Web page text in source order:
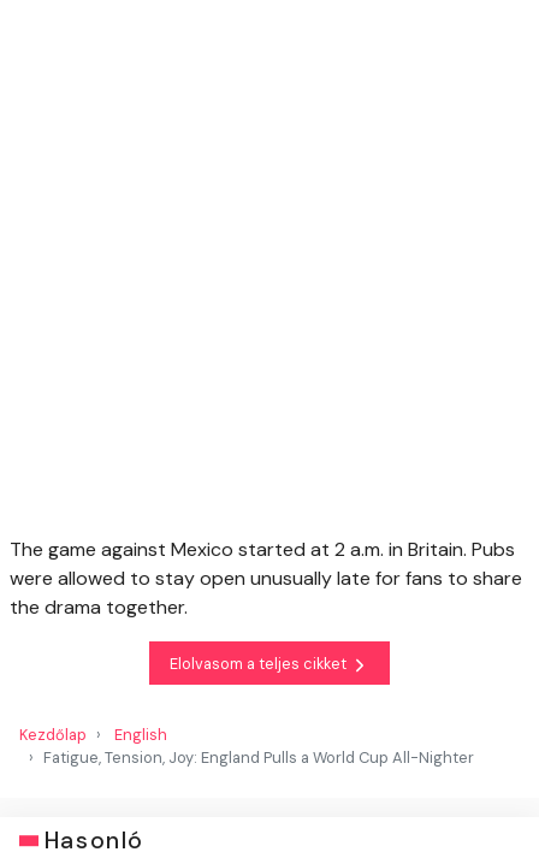
The game against Mexico started at 2 a.m. in Britain. Pubs
were allowed to stay open unusually late for fans to share
the drama together.
Elolvasom a teljes cikket
Kezdőlap
English
Fatigue, Tension, Joy: England Pulls a World Cup All-Nighter
Hasonló